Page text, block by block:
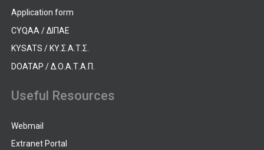
Application form
CYQAA / ΔΙΠΑΕ
KYSATS / ΚΥ.Σ.Α.Τ.Σ.
DOATAP / Δ.Ο.Α.Τ.Α.Π.
Useful Resources
Webmail
Extranet Portal